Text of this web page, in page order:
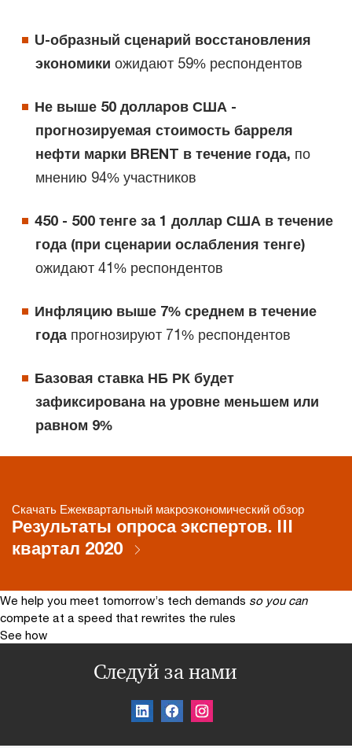
U-образный сценарий восстановления
экономики ожидают 59% респондентов
Не выше 50 долларов США -
прогнозируемая стоимость барреля
нефти марки BRENT в течение года, по
мнению 94% участников
450 - 500 тенге за 1 доллар США в течение
года (при сценарии ослабления тенге)
ожидают 41% респондентов
Инфляцию выше 7% среднем в течение
года прогнозируют 71% респондентов
Базовая ставка НБ РК будет
зафиксирована на уровне меньшем или
равном 9%
Скачать Ежеквартальный макроэкономический обзор
Результаты опроса экспертов. III
квартал 2020
We help you meet tomorrow’s tech demands so you can
compete at a speed that rewrites the rules
See how
Следуй за нами